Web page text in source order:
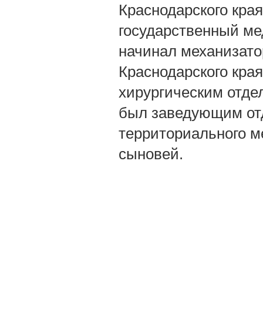
Краснодарского
государственный
начинал
Краснодарского
хирургическим
был заведующим
территориального
сыновей.